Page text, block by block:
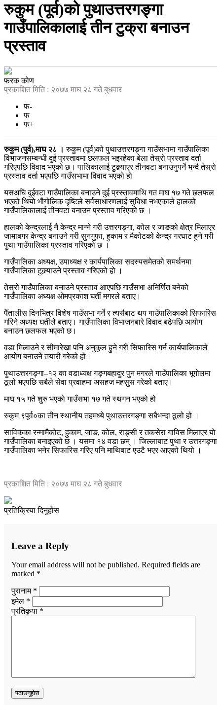
रुकुम (पूर्व)को पुथाउत्तरगङ्गा
गाउँपालिकालाई तीन टुक्रा बनाउन
प्रस्ताव
फरक कोण
प्रकाशित मिति : २०७७ माघ २८ गते बुधवार
फ-
फ
फ+
रुकुम (पुर्व),माघ २८ । रुकुम (पूर्व)को पुथाउत्तरगङ्गा गाउँसभामा गाउँपालिका
विभाजनसम्बन्धी दुई प्रस्तावमा छलफल भइरहेका बेला तेस्रो प्रस्ताव दर्ता
गरिएपछि विवाद भएको छ। पालिकालाई टुक्र्याएर तीनवटा बनाउनुपर्ने भन्दै तेस्रो
प्रस्ताव दर्ता भएपछि गाउँसभामा विवाद भएको हो
यसअघि दुईवटा गाउँपालिका बनाउने दुई प्रस्तावमाथि गत माघ १७ गते छलफल
भएको थियो भौगोलिक दृष्टिले सर्वसाधारणलाई सुविधा नभएकाले हालको
गाउँपालिकालाई तीनवटा बनाउन प्रस्ताव गरिएको छ ।
हालको केन्द्रलाई नै केन्द्र मान्ने गरी उत्तरगङ्गा, कोल र जाङको क्षेत्र मिलाएर
जामाबगर केन्द्र बनाउने गरी सुनगुफा, हुकाम र मैकोटको केन्द्र गरघाट हुने गरी
पुथा गाउँपालिका प्रस्ताव गरिएको छ ।
गाउँपालिका अध्यक्ष, उपाध्यक्ष र कार्यपालिका सदस्यसमेतको समर्थनमा
गाउँपालिका टुक्र्याउने प्रस्ताव गरिएको हो ।
तेस्रो गाउँपालिका बनाउने प्रस्ताव आएपछि गाउँसभा अनिर्णित बनेको
गाउँपालिका अध्यक्ष ओमप्रकाश घर्ती मगरले बताए।
पैँतालीस दिनभित्र विशेष गाउँसभा गर्ने र त्यसैबाट थप गाउँपालिकाको सिफारिस
गरिने अध्यक्ष घर्तीले बताए। गाउँपालिका विभाजनबारे विवाद बढेपछि आयोग
बनाउन छलफल भएको छ।
वडा मिलाउने र सीमारेखा पनि अनुकूल हुने गरी सिफारिस गर्न कार्यपालिकाले
आयोग बनाउने तयारी गरेको हो।
पुथाउत्तरगङ्गा–१२ का वडाध्यक्ष गङ्गबहादुर पुन मगरले गाउँपालिका भूगोलमा
ठूलो भएपछि सबैले सेवा प्रवाहमा असहज महसुस गरेको बताए।
माघ १५ गते शुरु भएको गाउँसभा १७ गते स्थगन भएको हो
रुकुम ९पूर्व०का तीन स्थानीय तहमध्ये पुथाउत्तरगङ्गा सबैभन्दा ठूलो हो ।
साविकका रन्मामैकोट, हुकाम, जाङ, कोल, राङ्सी र तकसेरा गाविस मिलाएर यो
गाउँपालिका बनाइएको छ । यसमा १४ वडा छन् । जिल्लाबाट पुथा र उत्तरगङ्गा
गाउँपालिका भनेर सिफारिस गरिए पनि माथिबाट एउटै भएर आएको थियो ।
प्रकाशित मिति : २०७७ माघ २८ गते बुधवार
प्रतिक्रिया दिनुहोस
Leave a Reply
Your email address will not be published. Required fields are
marked *
पुरानाम *
इमेल *
प्रतिकृया *